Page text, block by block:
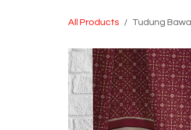
All Products Tudung